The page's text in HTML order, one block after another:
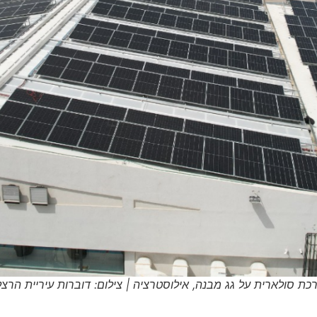
סולארית על גג מבנה, אילוסטרציה | צילום: דוברות עיריית